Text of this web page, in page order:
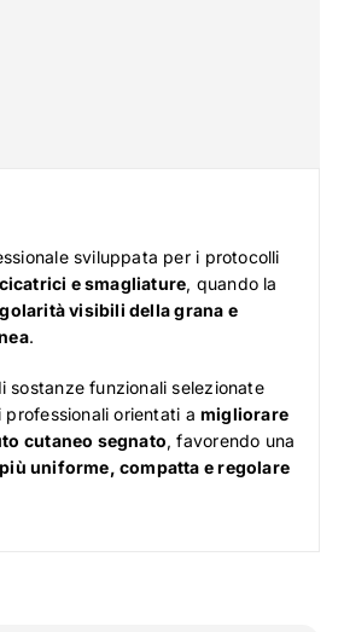
sviluppata per i protocolli
cicatrici e smagliature, quando la
visibili della grana e
.
sostanze funzionali selezionate
orientati a migliorare
cutaneo segnato, favorendo una
uniforme, compatta e regolare